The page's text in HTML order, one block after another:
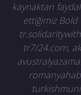
kaynaktan
ettiğimiz
tr7/24.com,